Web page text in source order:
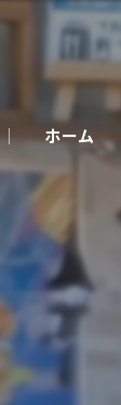
ホーム